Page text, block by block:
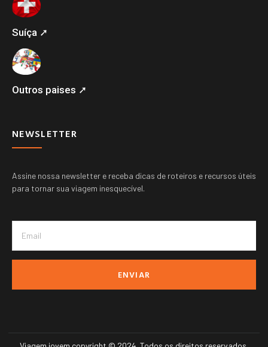
Suíça ➚
Outros paises ➚
NEWSLETTER
Assine nossa newsletter e receba dicas de roteiros e recursos úteis
para tornar sua viagem inesquecível.
ENVIAR